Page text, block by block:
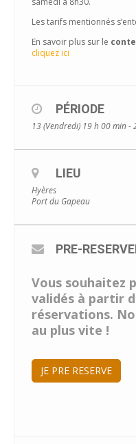
Les tarifs mentionnés
En savoir plus sur le
cliquez ici
PÉRIODE
13 (Vendredi) 19 h 00 min -
LIEU
Hyères
Port du Gapeau
PRE-
Vous souhaitez
validés à partir
réservations.
au plus vite !
JE PRE RESERVE